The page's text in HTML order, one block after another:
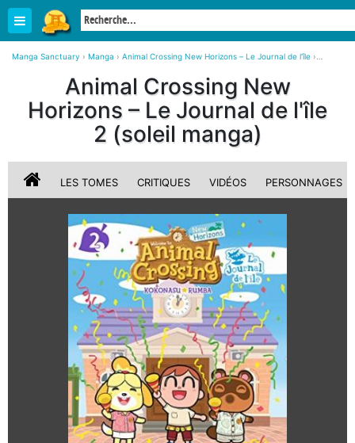
Manga Sanctuary › Manga › Animal Crossing New Horizons – Le Journal de l'île ›
Animal Crossing New
Horizons – Le Journal de l'île
2 (soleil manga)
LES TOMES CRITIQUES VIDÉOS PERSONNAGES